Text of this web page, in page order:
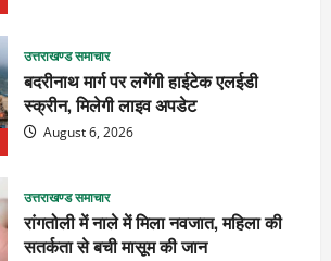
उत्तराखण्ड समाचार
बदरीनाथ मार्ग पर लगेंगी हाईटेक एलईडी
स्क्रीन, मिलेगी लाइव अपडेट
August 6, 2026
उत्तराखण्ड समाचार
रांगतोली में नाले में मिला नवजात, महिला की
सतर्कता से बची मासूम की जान